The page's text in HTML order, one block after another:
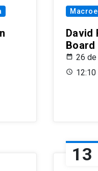
David
Board
26
12:10
13